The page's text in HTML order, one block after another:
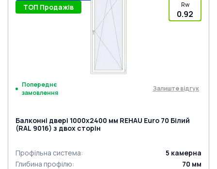
Rw
0.92
ТОП Продажів
Попереднє
замовлення
Залиште відгук
Балконні двері 1000x2400 мм REHAU Euro 70 Білий
(RAL 9016) з двох сторін
Профільна система: 5 камерна
Глибина профілю: 70 мм